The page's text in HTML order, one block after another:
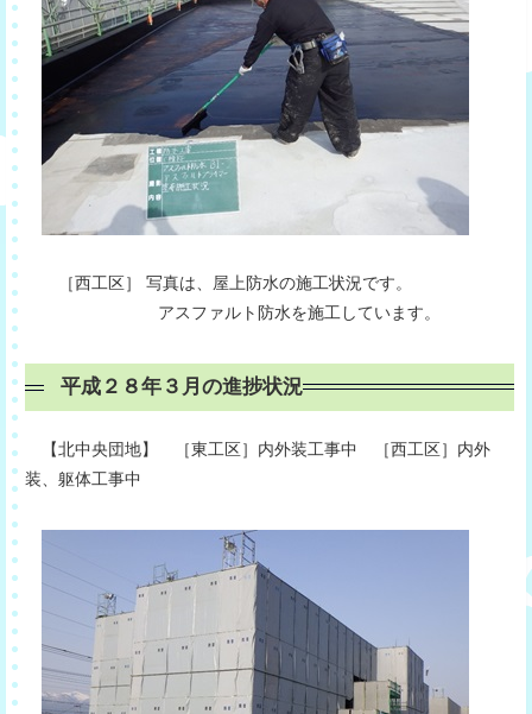
［西工区］ 写真は、屋上防水の施工状況です。
アスファルト防水を施工しています。
平成２８年３月の進捗状況
【北中央団地】 ［東工区］内外装工事中 ［西工区］内外
装、躯体工事中